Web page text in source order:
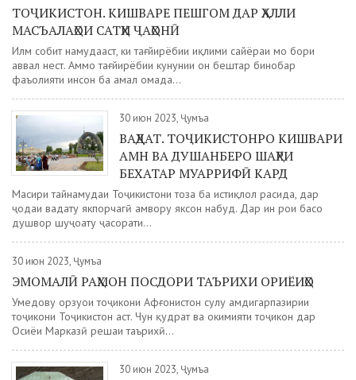
ТОҶИКИСТОН. КИШВАРЕ ПЕШГОМ ДАР ҲАЛЛИ
МАСЪАЛАҲОИ САТҲИ ҶАҲОНӢ
Илм собит намудааст, ки тағйирёбии иқлими сайёраи мо бори
аввал нест. Аммо тағйирёбии кунунии он бештар бинобар
фаъолияти инсон ба амал омада...
30 июн 2023, Ҷумъа
ВАҲДАТ. ТОҶИКИСТОНРО КИШВАРИ
АМН ВА ДУШАНБЕРО ШАҲРИ
БЕХАТАР МУАРРИФӢ КАРД
Масири тайнамудаи Тоҷикистони тоза ба истиқлол расида, дар
ҷодаи ваҳдату якпорчагӣ ҳамвору яксон набуд. Дар ин роҳи басо
душвор шуҷоату ҷасорати...
30 июн 2023, Ҷумъа
ЭМОМАЛӢ РАҲМОН ПОСДОРИ ТАЪРИХИ ОРИЁИҲО
Умедҳову орзуҳои тоҷикони Афғонистон сулҳу ҳамдигарпазирии
тоҷикони Тоҷикистон аст. Чун қудрат ва ҳокимияти тоҷикон дар
Осиёи Марказӣ решаи таърихӣ...
30 июн 2023, Ҷумъа